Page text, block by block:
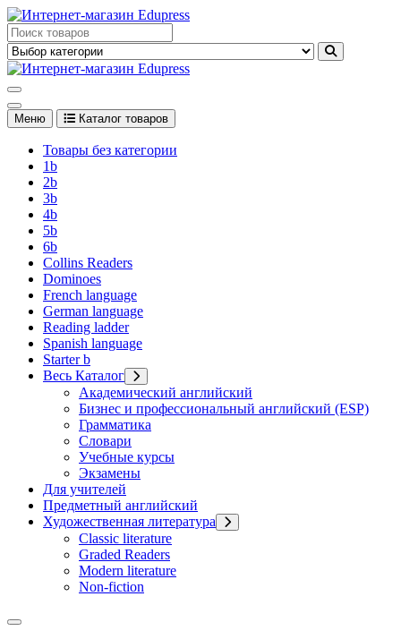
Перейти
к
содержимому
Edupress Uzbekistan, Edupress Узбекистан, книги, учебники на
английском языке
английском языке
Меню Каталог товаров
Товары без категории
1b
2b
3b
4b
5b
6b
Collins Readers
Dominoes
French language
German language
Reading ladder
Spanish language
Starter b
Весь Каталог
Академический английский
Бизнес и профессиональный английский (ESP)
Грамматика
Словари
Учебные курсы
Экзамены
Для учителей
Предметный английский
Художественная литература
Classic literature
Graded Readers
Modern literature
Non-fiction